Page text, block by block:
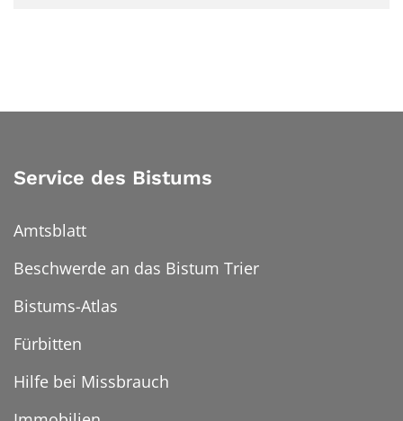
Service des Bistums
Amtsblatt
Beschwerde an das Bistum Trier
Bistums-Atlas
Fürbitten
Hilfe bei Missbrauch